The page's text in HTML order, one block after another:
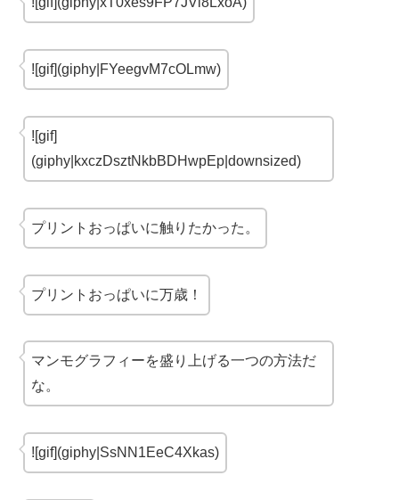
![gif](giphy|FYeegvM7cOLmw)
![gif]
(giphy|kxczDsztNkbBDHwpEp|downsized)
プリントおっぱいに触りたかった。
プリントおっぱいに万歳！
マンモグラフィーを盛り上げる一つの方法だ
な。
![gif](giphy|SsNN1EeC4Xkas)